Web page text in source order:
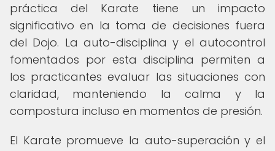
práctica del Karate tiene un impacto
significativo en la toma de decisiones fuera
del Dojo. La auto-disciplina y el autocontrol
fomentados por esta disciplina permiten a
los practicantes evaluar las situaciones con
claridad, manteniendo la calma y la
compostura incluso en momentos de presión.
El Karate promueve la auto-superación y el